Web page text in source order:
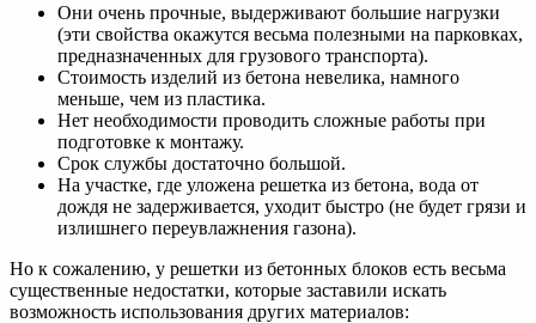
Они очень прочные, выдерживают большие нагрузки
(эти свойства окажутся весьма полезными на парковках,
предназначенных для грузового транспорта).
Стоимость изделий из бетона невелика, намного
меньше, чем из пластика.
Нет необходимости проводить сложные работы при
подготовке к монтажу.
Срок службы достаточно большой.
На участке, где уложена решетка из бетона, вода от
дождя не задерживается, уходит быстро (не будет грязи и
излишнего переувлажнения газона).
Но к сожалению, у решетки из бетонных блоков есть весьма
существенные недостатки, которые заставили искать
возможность использования других материалов: